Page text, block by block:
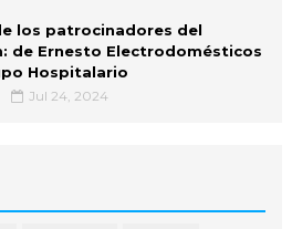
los patrocinadores del
de Ernesto Electrodomésticos
Hospitalario
Jul 24, 2024